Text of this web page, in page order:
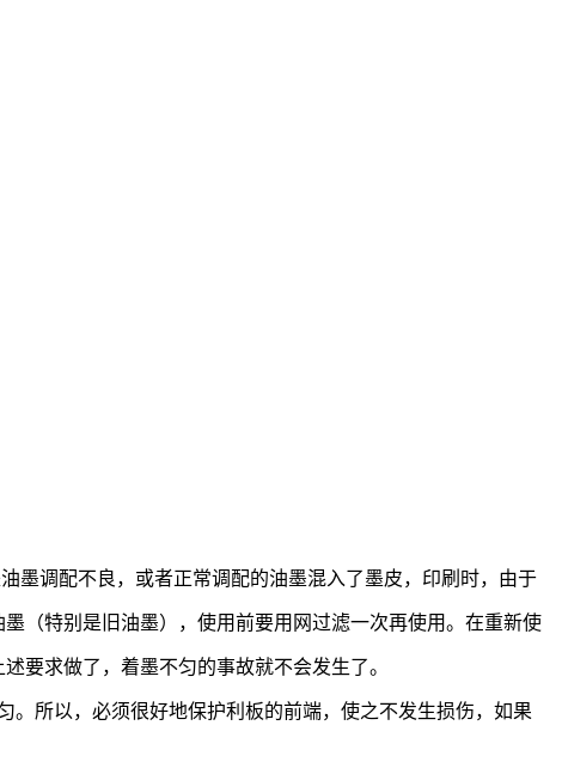
墨调配不良，或者正常调配的油墨混入了墨皮，印刷时，由于
（特别是旧油墨），使用前要用网过滤一次再使用。在重新使
要求做了，着墨不匀的事故就不会发生了。
所以，必须很好地保护利板的前端，使之不发生损伤，如果